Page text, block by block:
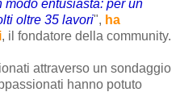
entusiasta: per un
oltre 35 lavori", ha
, il fondatore della community.
attraverso un sondaggio
hanno potuto